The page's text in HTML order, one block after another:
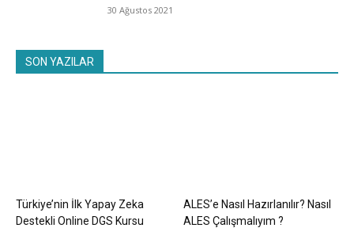
30 Ağustos 2021
SON YAZILAR
Türkiye’nin İlk Yapay Zeka
Destekli Online DGS Kursu
ALES’e Nasıl Hazırlanılır? Nasıl
ALES Çalışmalıyım ?